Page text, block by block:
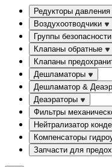
Редукторы давления
Воздухоотводчики
Группы безопасности
Клапаны обратные
Клапаны
Дешламаторы
Дешламатор &
Деаэраторы
Фильтры
Нейтрализатор
Компенсаторы
Запчасти для